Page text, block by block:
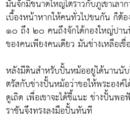
มันจักมีขนาดใหญ่โตราวกับภูเขาเลา
เบื้องหน้าหากให้คนทั่วไปขนกัน ก็ต้
๑๐ ถึง ๒๐ คนถึงจักได้กองใหญ่ปาน
ของคนเพียงคนเดียว มันช่างเหลือเชื่
หลังมีดินสำหรับปั้นหม้ออยู่ได้นานนับ
ตรัสกับช่างปั้นหม้อว่าขอให้พระองค์
ดูเถิด เพื่อเขาจะได้ชี้แนะ ช่างปั้นพ
ราชันจึงทรงลงมือปั้นทันที